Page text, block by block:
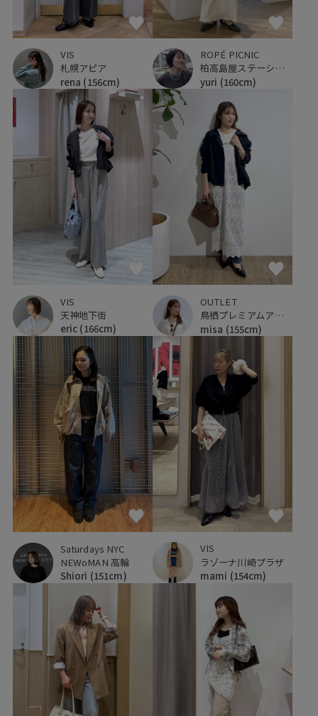
VIS
札幌アピア
rena (156cm)
ROPÉ PICNIC
柏高島屋ステーションモール
yuri (160cm)
VIS
天神地下街
eric (166cm)
OUTLET
鳥栖プレミアムアウトレット
misa (155cm)
Saturdays NYC
NEWoMAN 高輪
Shiori (151cm)
VIS
ラゾーナ川崎プラザ
mami (154cm)